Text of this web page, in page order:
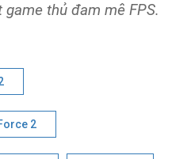
thủ đam mê FPS.
2